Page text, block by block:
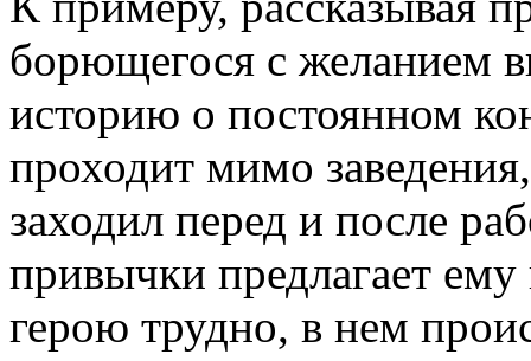
борющегося с желанием
историю о постоянном
проходит мимо
заходил перед и после
привычки предлагает
герою трудно, в нем